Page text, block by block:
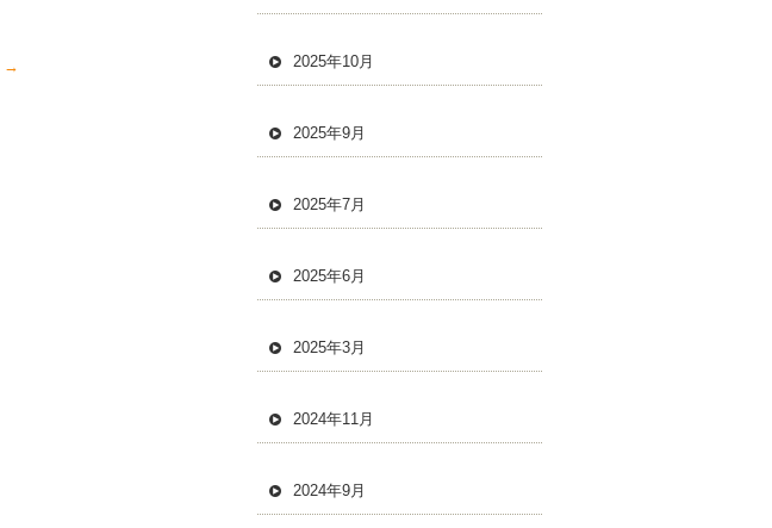
→ 2025年10月
2025年9月
2025年7月
2025年6月
2025年3月
2024年11月
2024年9月